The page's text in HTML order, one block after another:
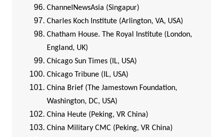
ChannelNewsAsia (Singapur)
Charles Koch Institute (Arlington, VA, USA)
Chatham House. The Royal Institute (London,
England, UK)
Chicago Sun Times (IL, USA)
Chicago Tribune (IL, USA)
China Brief (The Jamestown Foundation,
Washington, DC, USA)
China Heute (Peking, VR China)
China Military CMC (Peking, VR China)